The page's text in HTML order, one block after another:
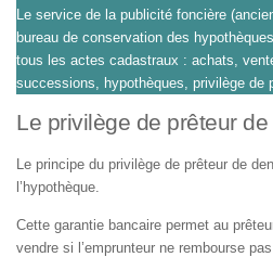
Le service de la publicité foncière
bureau de conservation des
tous les actes cadastraux : achats,
successions, hypothèques, privilège de
Le privilège de prêteur
Le principe du privilège de prêteur de
l’hypothèque.
Cette garantie bancaire permet au
vendre si l’emprunteur ne rembourse